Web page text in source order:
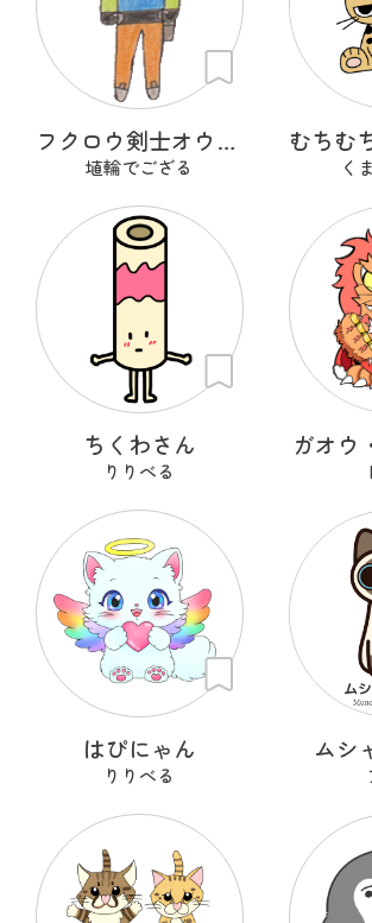
フクロウ剣士オウルフリート
埴輪でござる く
ちくわさん
りりべる
ガオウ
はぴにゃん
りりべる
ムシ